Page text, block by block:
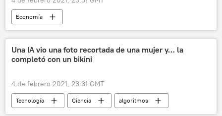
Economía
Banco Centroamericano de Integración Económica (BCIE)
bancos
noticias
Una IA vio una foto recortada de una mujer y… la
completó con un bikini
4 de febrero 2021, 23:31 GMT
Tecnología Ciencia
algoritmos